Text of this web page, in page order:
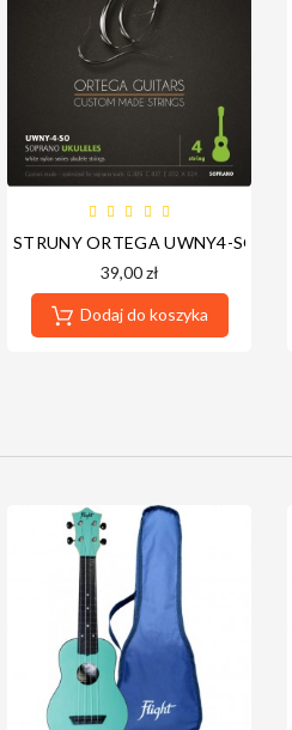
CYFROWA - NOWA
STRUNY ORTEGA UWNY4-SO
39,00 zł
Dodaj do koszyka